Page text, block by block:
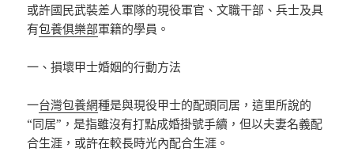
或許國民武裝差人軍隊的現役軍官、文職干部、兵士及具
有包養俱樂部軍籍的學員。
一、損壞甲士婚姻的行動方法
一台灣包養網種是與現役甲士的配頭同居，這里所說的
“同居”，是指雖沒有打點成婚掛號手續，但以夫妻名義配
合生涯，或許在較長時光內配合生涯。